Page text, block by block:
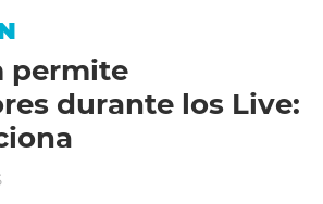
permite
durante los Live: